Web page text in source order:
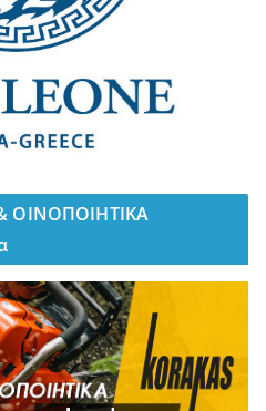
ΟΙΝΟΠΟΙΗΤΙΚΑ